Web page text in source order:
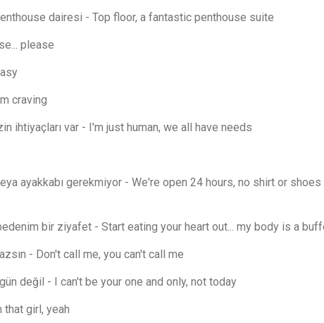
dairesi - Top floor, a fantastic penthouse suite
please
craving
ihtiyaçları var - I'm just human, we all have needs
ayakkabı gerekmiyor - We're open 24 hours, no shirt or shoes
bir ziyafet - Start eating your heart out... my body is a
- Don't call me, you can't call me
değil - I can't be your one and only, not today
that girl, yeah